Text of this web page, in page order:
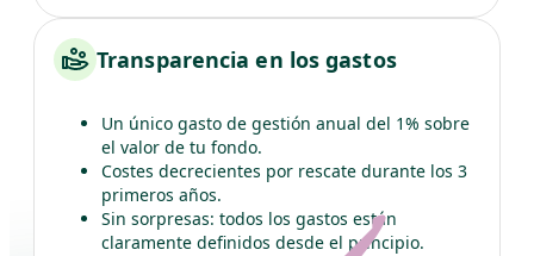
Transparencia en los gastos
Un único gasto de gestión anual del 1% sobre
el valor de tu fondo.
Costes decrecientes por rescate durante los 3
primeros años.
Sin sorpresas: todos los gastos están
claramente definidos desde el principio.